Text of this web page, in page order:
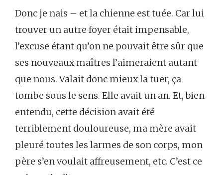
Donc je nais – et la chienne est tuée. Car lui
trouver un autre foyer était impensable,
l’excuse étant qu’on ne pouvait être sûr que
ses nouveaux maîtres l’aimeraient autant
que nous. Valait donc mieux la tuer, ça
tombe sous le sens. Elle avait un an. Et, bien
entendu, cette décision avait été
terriblement douloureuse, ma mère avait
pleuré toutes les larmes de son corps, mon
père s’en voulait affreusement, etc. C’est ce